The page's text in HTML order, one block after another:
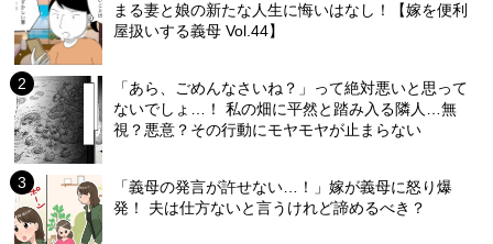
まる妻と娘の新たな人生に悔いはなし！【嫁を便利
屋扱いする義母 Vol.44】
「あら、ごめんなさいね？」って絶対悪いと思って
ないでしょ…！ 私の畑に平然と踏み入る隣人…無
視？悪意？その行動にモヤモヤが止まらない
「義母の発言が許せない…！」嫁が義母に怒り爆
発！ 夫は仕方ないと言うけれど諦めるべき？